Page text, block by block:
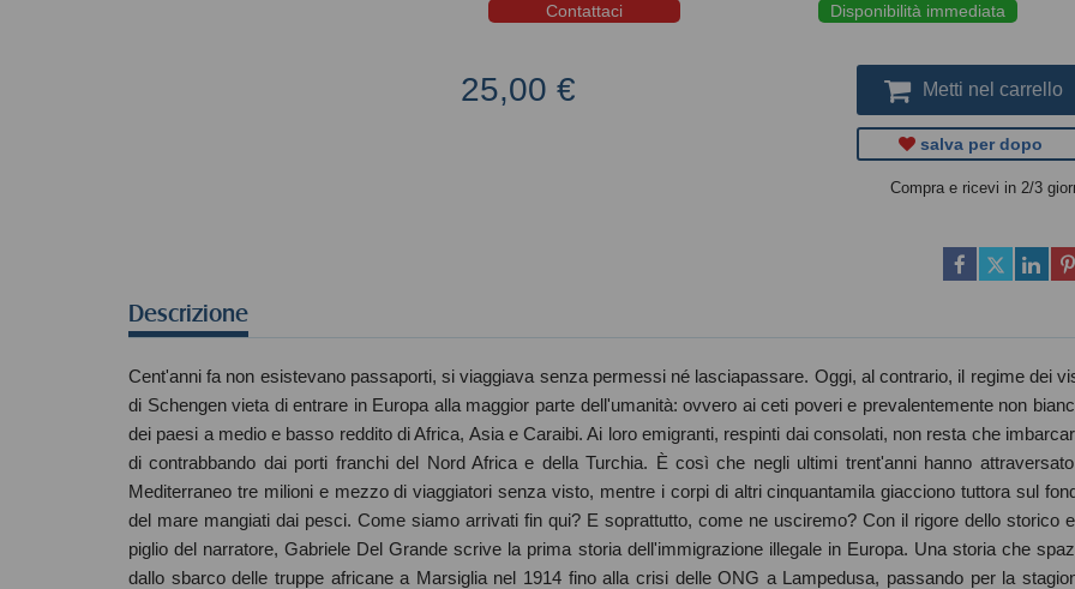
Contattaci Disponibilità immediata
25,00 € Metti nel carrello
salva per dopo
Compra e ricevi in 2/3
Descrizione
Cent'anni fa non esistevano passaporti, si viaggiava senza permessi né lasciapassare. Oggi, al contrario, il regime dei
di Schengen vieta di entrare in Europa alla maggior parte dell'umanità: ovvero ai ceti poveri e prevalentemente non
dei paesi a medio e basso reddito di Africa, Asia e Caraibi. Ai loro emigranti, respinti dai consolati, non resta che
di contrabbando dai porti franchi del Nord Africa e della Turchia. È così che negli ultimi trent'anni hanno
Mediterraneo tre milioni e mezzo di viaggiatori senza visto, mentre i corpi di altri cinquantamila giacciono tuttora sul
del mare mangiati dai pesci. Come siamo arrivati fin qui? E soprattutto, come ne usciremo? Con il rigore dello storico
piglio del narratore, Gabriele Del Grande scrive la prima storia dell'immigrazione illegale in Europa. Una storia che
dallo sbarco delle truppe africane a Marsiglia nel 1914 fino alla crisi delle ONG a Lampedusa, passando per la